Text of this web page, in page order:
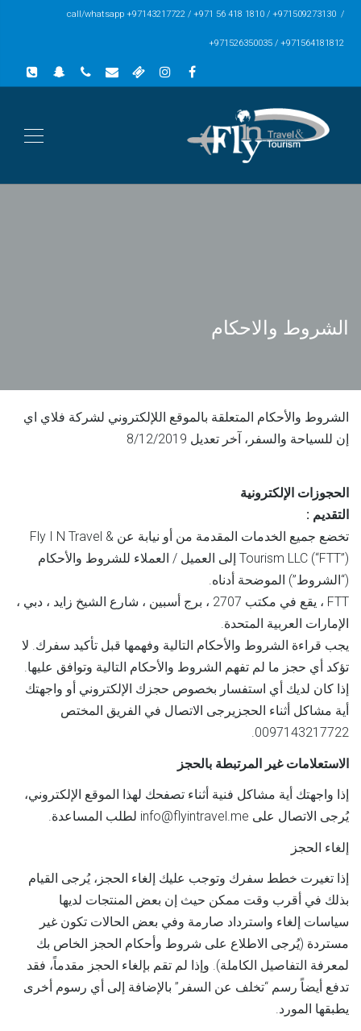
call/whatsapp +97143217722 / +971 56 418 1810 / +971509273130 /
+971526350035 / +971564181812
الشروط والاحكام
الشروط والأحكام المتعلقة بالموقع اللإلكتروني لشركة فلاي اي
إن للسياحة والسفر، آخر تعديل 8/12/2019
الحجوزات الإلكترونية
التقديم :
تخضع جميع الخدمات المقدمة من أو نيابة عن Fly I N Travel &
Tourism LLC (“FTT”) إلى العميل / العملاء للشروط والأحكام
(“الشروط”) الموضحة أدناه.
FTT ، يقع في مكتب 2707 ، برج أسبين ، شارع الشيخ زايد ، دبي ،
الإمارات العربية المتحدة.
يجب قراءة الشروط والأحكام التالية وفهمها قبل تأكيد سفرك. لا
تؤكد أي حجز ما لم تفهم الشروط والأحكام التالية وتوافق عليها.
إذا كان لديك أي استفسار بخصوص حجزك الإلكتروني أو واجهتك
أية مشاكل أثناء الحجزيرجى الاتصال في الفريق المختص
0097143217722.
الاستعلامات غير المرتبطة بالحجز
إذا واجهتك أية مشاكل فنية أثناء تصفحك لهذا الموقع الإلكتروني،
يُرجى الاتصال على info@flyintravel.me لطلب المساعدة.
إلغاء الحجز
إذا تغيرت خطط سفرك وتوجب عليك إلغاء الحجز، يُرجى القيام
بذلك في أقرب وقت ممكن حيث إن بعض المنتجات لديها
سياسات إلغاء واسترداد صارمة وفي بعض الحالات تكون غير
مستردة (يُرجى الاطلاع على شروط وأحكام الحجز الخاص بك
لمعرفة التفاصيل الكاملة). وإذا لم تقم بإلغاء الحجز مقدماً، فقد
تدفع أيضاً رسم “تخلف عن السفر” بالإضافة إلى أي رسوم أخرى
يطبقها المورد.